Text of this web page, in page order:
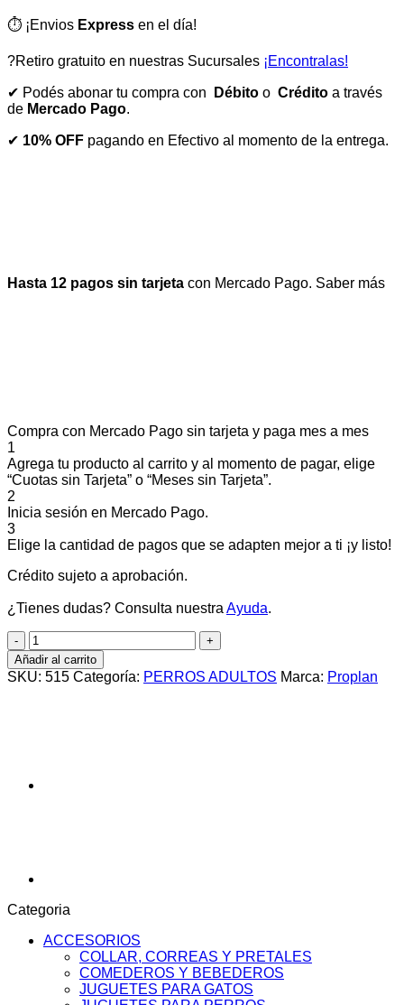
⏱️ ¡Envios Express en el día!
?Retiro gratuito en nuestras Sucursales ¡Encontralas!
✔ Podés abonar tu compra con Débito o Crédito a través
de Mercado Pago.
✔ 10% OFF pagando en Efectivo al momento de la entrega.
Hasta 12 pagos sin tarjeta con Mercado Pago. Saber más
Compra con Mercado Pago sin tarjeta y paga mes a mes
1
Agrega tu producto al carrito y al momento de pagar, elige
“Cuotas sin Tarjeta” o “Meses sin Tarjeta”.
2
Inicia sesión en Mercado Pago.
3
Elige la cantidad de pagos que se adapten mejor a ti ¡y listo!
Crédito sujeto a aprobación.
¿Tienes dudas? Consulta nuestra Ayuda.
PRO
PLAN
ACTIVE
MIND
cantidad
Añadir al carrito
SKU: 515 Categoría: PERROS ADULTOS Marca: Proplan
Categoria
ACCESORIOS
COLLAR, CORREAS Y PRETALES
COMEDEROS Y BEBEDEROS
JUGUETES PARA GATOS